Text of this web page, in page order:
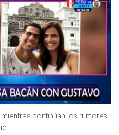
continúan los rumores.